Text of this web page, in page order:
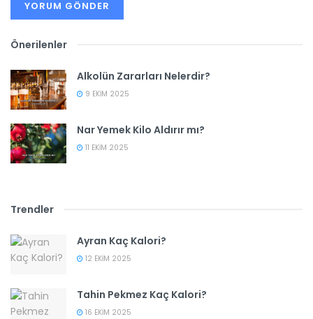
Önerilenler
Alkolün Zararları Nelerdir?
9 EKIM 2025
Nar Yemek Kilo Aldırır mı?
11 EKIM 2025
Trendler
Ayran Kaç Kalori?
12 EKIM 2025
Tahin Pekmez Kaç Kalori?
16 EKIM 2025